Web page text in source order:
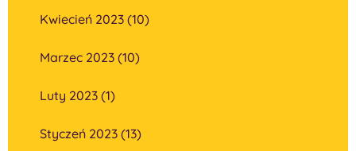
Kwiecień 2023 (10)
Marzec 2023 (10)
Luty 2023 (1)
Styczeń 2023 (13)